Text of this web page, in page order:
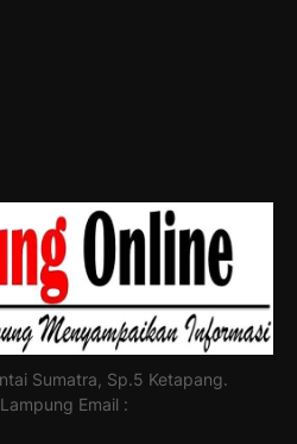
Sumatra, Sp.5 Ketapang.
Email :